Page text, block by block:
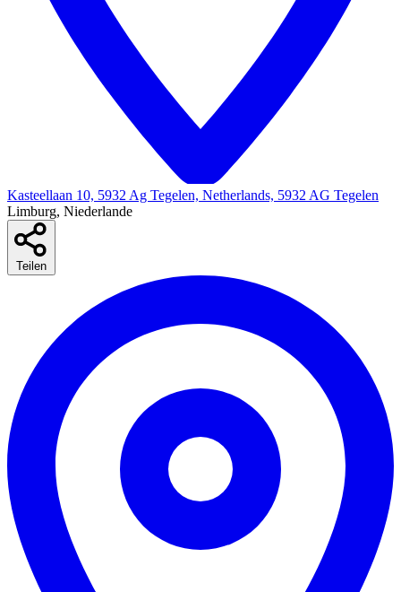
Kasteellaan 10, 5932 Ag Tegelen, Netherlands, 5932 AG Tegelen
Limburg, Niederlande
Teilen